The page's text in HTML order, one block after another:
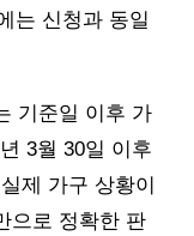
는 신청과 동일
기준일 이후 가
3월 30일 이후
제 가구 상황이
으로 정확한 판